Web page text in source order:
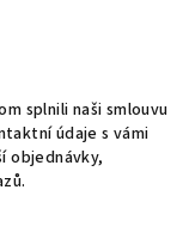
splnili naši smlouvu
údaje s vámi
objednávky,